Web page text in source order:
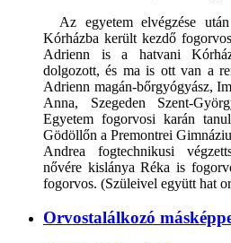
Az egyetem elvégzése
Kórházba került kezdő
Adrienn is a hatvani
dolgozott, és ma is ott van a
Adrienn magán-bőrgyógyász,
Anna, Szegeden Szent-
Egyetem fogorvosi karán
Gödöllőn a Premontrei
Andrea fogtechnikusi
nővére kislánya Réka is
fogorvos. (Szüleivel együtt hat
Orvostalálkozó